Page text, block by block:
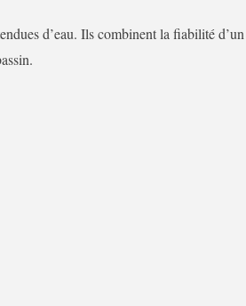
d’eau. Ils combinent la fiabilité